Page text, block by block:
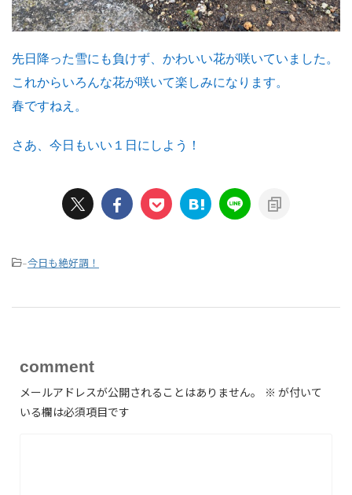
先日降った雪にも負けず、かわいい花が咲いていました。
これからいろんな花が咲いて楽しみになります。
春ですねえ。
さあ、今日もいい１日にしよう！
-今日も絶好調！
comment
メールアドレスが公開されることはありません。 ※ が付いて
いる欄は必須項目です